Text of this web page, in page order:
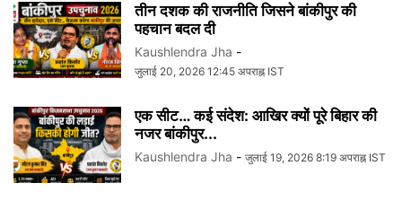
तीन दशक की राजनीति जिसने बांकीपुर की
पहचान बदल दी
Kaushlendra Jha -
जुलाई 20, 2026 12:45 अपराह्न IST
एक सीट… कई संदेश: आखिर क्यों पूरे बिहार की
नजर बांकीपुर...
Kaushlendra Jha - जुलाई 19, 2026 8:19 अपराह्न IST